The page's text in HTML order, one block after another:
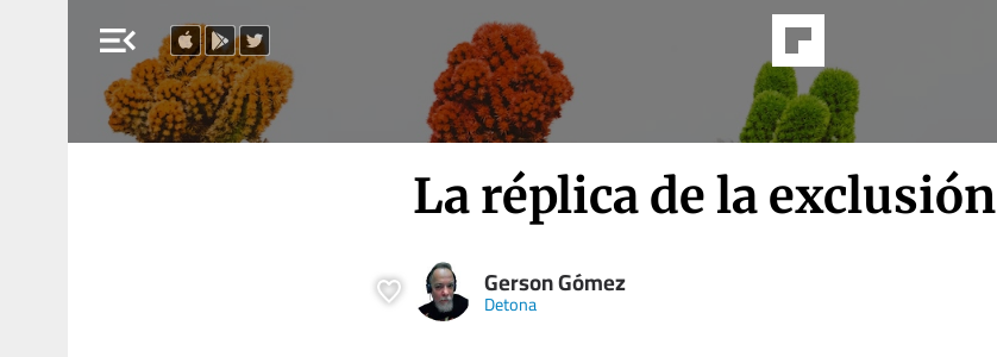
menu_open
La réplica de la exclusión
Gerson Gómez
Detona